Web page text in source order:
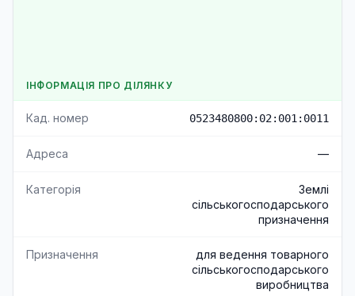
ІНФОРМАЦІЯ ПРО ДІЛЯНКУ
Кад. номер 0523480800:02:001:0011
Адреса —
Категорія
Землі
сільськогосподарського
призначення
Призначення
для ведення товарного
сільськогосподарського
виробництва